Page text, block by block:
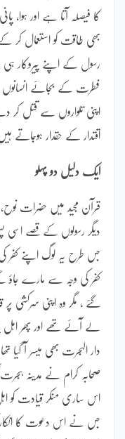
کا فیصلہ آتا ہے اور ہوا،
بھی طاقت کو استعمال کر
رسول کے اپنے پیروکار ہی
فطرت کے بجائے انسانوں
اپنی تلواروں سے قتل
اقتدار کے حقدار ہوجاتے
ایک دلیل دو پہلو
قرآن مجید میں حضرات
دیگر رسولوں کے قصے اسی
جس طرح یہ لوگ اپنے کفر
کفر کی وجہ سے مارے جاؤ
گئے ، مگر وہ اپنی سرکشی
لے آئے تھے اور پھر اہل
دار الہجرت بھی میسر آ گیا
صحابہ کرام نے مدینہ
اس ساری منکر قیادت کو
جس نے اس دعوت کا انکار